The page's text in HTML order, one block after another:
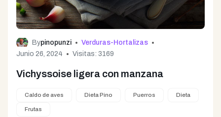
Bypinopunzi
Verduras-Hortalizas
Junio 26, 2024
Visitas: 3169
Vichyssoise ligera con manzana
Caldo de aves Dieta Pino Puerros Dieta
Frutas